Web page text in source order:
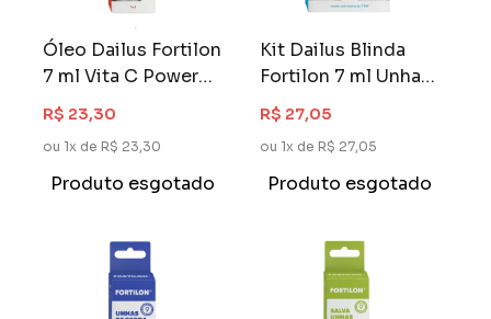
Óleo Dailus Fortilon
7 ml Vita C Power
Purificador
R$ 23,30
ou 1x de R$ 23,30
Produto esgotado
Kit Dailus Blinda
Fortilon 7 ml Unhas
Reforço e Proteção
Fortilon
R$ 27,05
ou 1x de R$ 27,05
Produto esgotado